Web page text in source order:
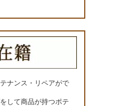
ナンス・リペアがで
して商品が持つポテ